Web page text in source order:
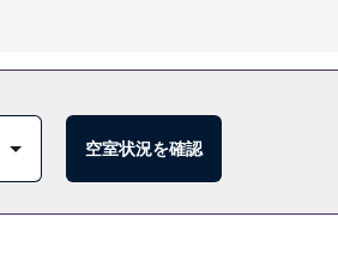
(有料) が備わっています。
空室状況を確認